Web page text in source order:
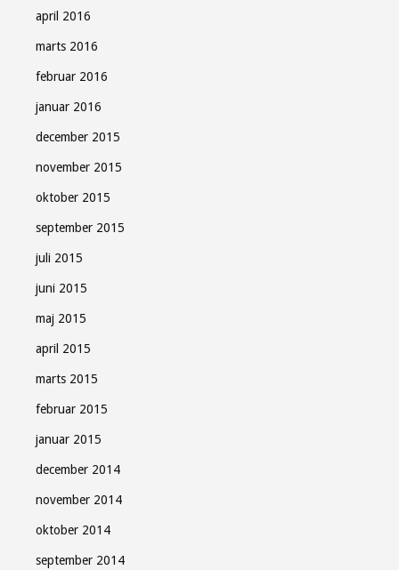
april 2016
marts 2016
februar 2016
januar 2016
december 2015
november 2015
oktober 2015
september 2015
juli 2015
juni 2015
maj 2015
april 2015
marts 2015
februar 2015
januar 2015
december 2014
november 2014
oktober 2014
september 2014